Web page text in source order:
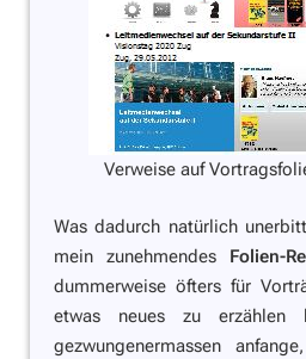
Verweise auf
Was dadurch natürlich
mein zunehmendes Folien-
dummerweise öfters für
etwas neues zu
gezwungenermassen